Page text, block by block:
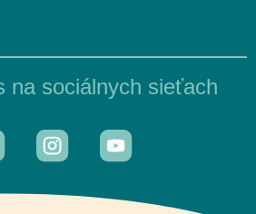
na sociálnych sieťach